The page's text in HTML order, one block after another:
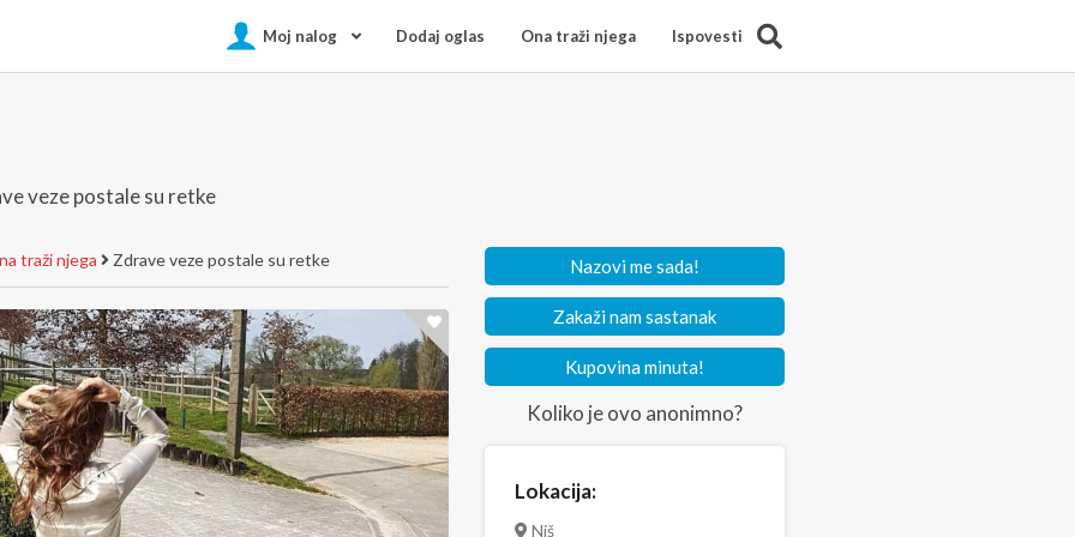
Moj nalog Dodaj oglas Ona traži njega Ispovesti
veze postale su retke
traži njega Zdrave veze postale su retke Nazovi me sada!
Zakaži nam sastanak
Kupovina minuta!
Koliko je ovo anonimno?
Lokacija:
Niš